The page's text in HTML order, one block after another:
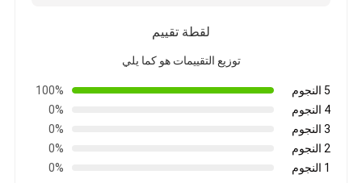
لقطة تقييم
توزيع التقييمات هو كما يلي
5 النجوم
100%
4 النجوم
0%
3 النجوم
0%
2 النجوم
0%
1 النجوم
0%